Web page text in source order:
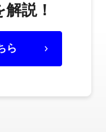
説！
ら